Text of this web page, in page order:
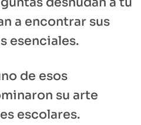
a encontrar sus
esenciales.
de esos
su arte
escolares.